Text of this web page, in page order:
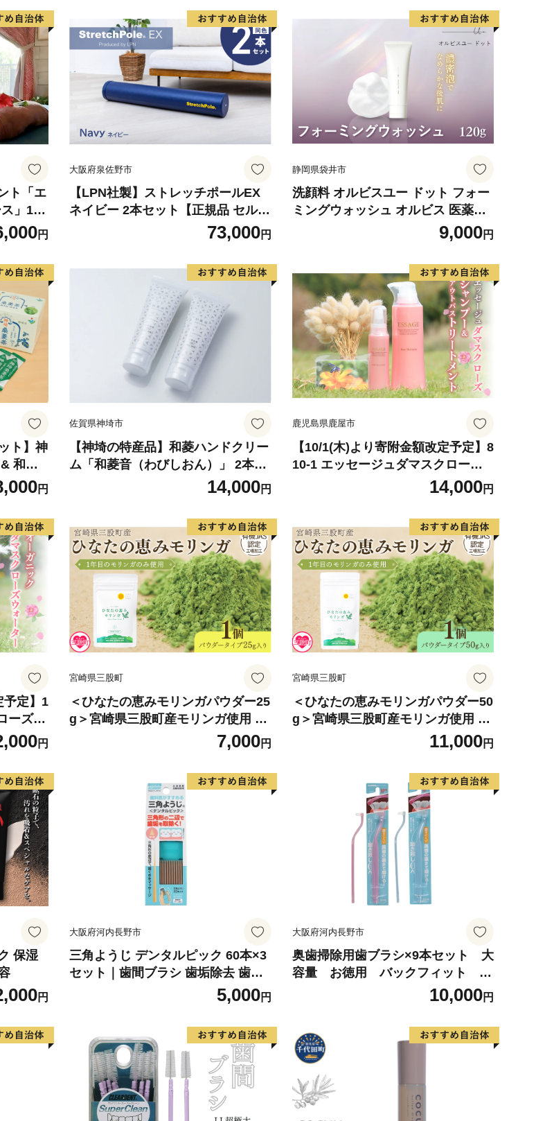
動 室
ト「エ
」1名
アロマ
癒や
トメン
音 触
キンシ
円
大阪府泉佐野市
【LPN社製】ストレッチポールEX
ネイビー 2本セット【正規品 セルフ
ケア ストレッチ エクササイズ 腰痛
73,000円
静岡県袋井市
洗顔料 オルビスユー ドット フォー
ミングウォッシュ オルビス 医薬部
9,000円
ト】神
和菱
円
佐賀県神埼市
【神埼の特産品】和菱ハンドクリー
ム「和菱音（わびしおん）」 2本入
14,000円
鹿児島県鹿屋市
【10/1(木)より寄附金額改定予定】8
10-1 エッセージュダマスクローズ
シャンプー＆エッセージュアウトバ
ストリートメント KN047-001
14,000円
予定】1
ーズウ
01
円
宮崎県三股町
＜ひなたの恵みモリンガパウダー25
g＞宮崎県三股町産モリンガ使用 ひ
なたモリンガ パウダータイプ【MI2
61-ys】【吉原建設株式会社】
7,000円
宮崎県三股町
＜ひなたの恵みモリンガパウダー50
g＞宮崎県三股町産モリンガ使用 ひ
なたモリンガ パウダータイプ【MI2
62-ys】【吉原建設株式会社】
11,000円
保湿
円
大阪府河内長野市
三角ようじ デンタルピック 60本×3
セット｜歯間ブラシ 歯垢除去 歯ぐ
きマッサージ 虫歯予防 歯周病ケア
歯科医推奨 国産白樺材使用 木製歯
間ようじ 携帯便利なオーラルケア
グッズ 歯科専用品 高評価人気アイ
テム デンタルケア用品 無添加 天然
素材 予防歯科実践グッズ 虫歯・歯
周病予防に最適 自宅・外出先用 歯
間清掃用具 送料無料 河内長野市の
5,000円
大阪府河内長野市
奥歯掃除用歯ブラシ×9本セット 大
容量 お徳用 バックフィット ク
リアデント 虫歯 オーラルケア
10,000円